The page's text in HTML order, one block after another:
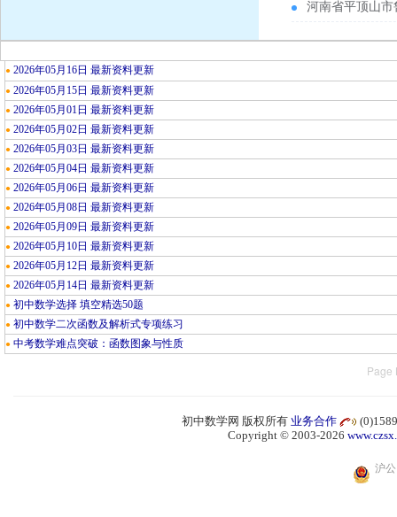
河南省平顶山市
● 2026年05月16日 最新资料更新
● 2026年05月15日 最新资料更新
● 2026年05月01日 最新资料更新
● 2026年05月02日 最新资料更新
● 2026年05月03日 最新资料更新
● 2026年05月04日 最新资料更新
● 2026年05月06日 最新资料更新
● 2026年05月08日 最新资料更新
● 2026年05月09日 最新资料更新
● 2026年05月10日 最新资料更新
● 2026年05月12日 最新资料更新
● 2026年05月14日 最新资料更新
● 初中数学选择 填空精选50题
● 初中数学二次函数及解析式专项练习
● 中考数学难点突破：函数图象与性质
Page
初中数学网 版权所有 业务合作
Copyright © 2003-2026
沪公